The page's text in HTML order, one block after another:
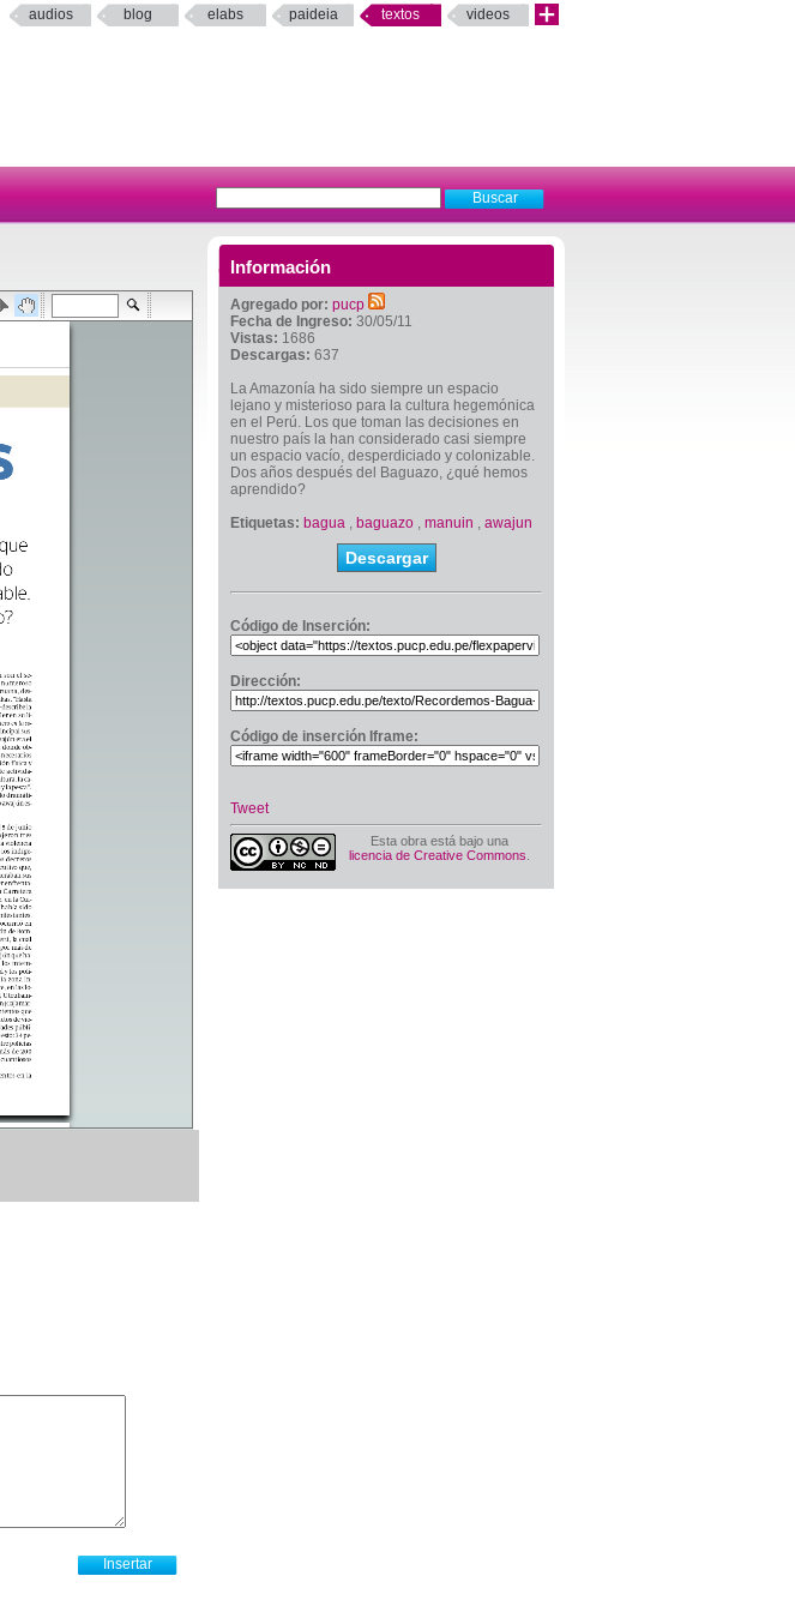
audios blog elabs paideia textos videos
Información
Agregado por: pucp
Fecha de Ingreso: 30/05/11
Vistas: 1686
Descargas: 637
La Amazonía ha sido siempre un espacio
lejano y misterioso para la cultura hegemónica
en el Perú. Los que toman las decisiones en
nuestro país la han considerado casi siempre
un espacio vacío, desperdiciado y colonizable.
Dos años después del Baguazo, ¿qué hemos
aprendido?
Etiquetas: bagua , baguazo , manuin , awajun
Descargar
Código de Inserción:
Dirección:
Código de inserción Iframe:
Tweet
Esta obra está bajo una
licencia de Creative Commons